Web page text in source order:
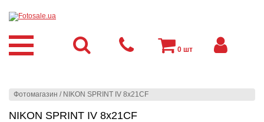
Фотомагазин / NIKON SPRINT IV 8x21CF
NIKON SPRINT IV 8x21CF
0 шт